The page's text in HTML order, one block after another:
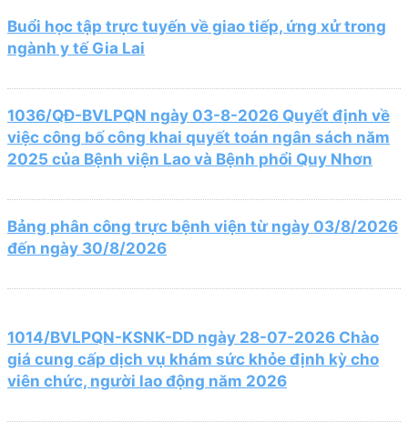
Buổi học tập trực tuyến về giao tiếp, ứng xử trong
ngành y tế Gia Lai
1036/QĐ-BVLPQN ngày 03-8-2026 Quyết định về
việc công bố công khai quyết toán ngân sách năm
2025 của Bệnh viện Lao và Bệnh phổi Quy Nhơn
Bảng phân công trực bệnh viện từ ngày 03/8/2026
đến ngày 30/8/2026
1014/BVLPQN-KSNK-DD ngày 28-07-2026 Chào
giá cung cấp dịch vụ khám sức khỏe định kỳ cho
viên chức, người lao động năm 2026